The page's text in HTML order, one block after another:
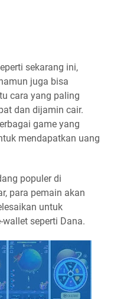
sekarang ini,
juga bisa
cara yang paling
dan dijamin cair.
game yang
mendapatkan uang
populer di
para pemain akan
untuk
seperti Dana.